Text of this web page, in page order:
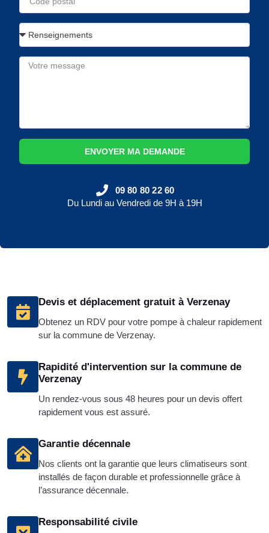
Devis et déplacement gratuit à Verzenay
Obtenez un RDV pour votre pompe à chaleur rapidement
sur la commune de Verzenay.
Rapidité d'intervention sur la commune de
Verzenay
Un rendez-vous sous 48 heures pour un devis offert
rapidement vous est assuré.
Garantie décennale
Nos clients ont la garantie que leurs climatiseurs sont
installés de façon durable et professionnelle grâce à
l’assurance décennale.
Responsabilité civile
ENVOYER MA DEMANDE
09 80 80 22 60
Du Lundi au Vendredi de 9H à 19H